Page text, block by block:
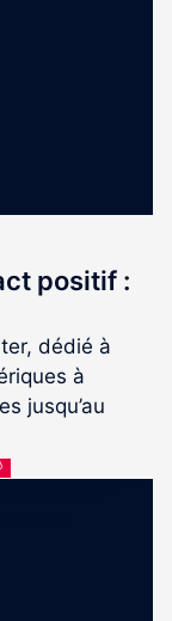
positif :
dédié à
à
jusqu’au